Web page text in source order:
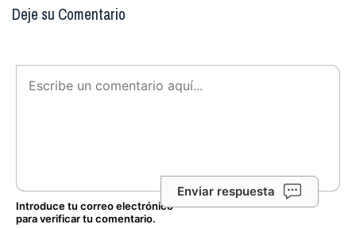
Deje su Comentario
Enviar respuesta
Introduce tu correo electrónico
para verificar tu comentario.